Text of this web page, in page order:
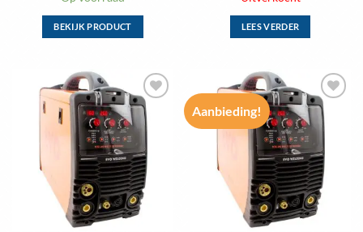
was:
€ 299,00.€ 222,00.
BEKIJK PRODUCT
heeft
meerdere
variaties.
Deze
optie
kan
gekozen
worden
op
was:
€ 838,05.
LEES VERDER
Toevoegen
aan
wenslijst
Aanbieding!
Toevoegen
aan
wenslijst